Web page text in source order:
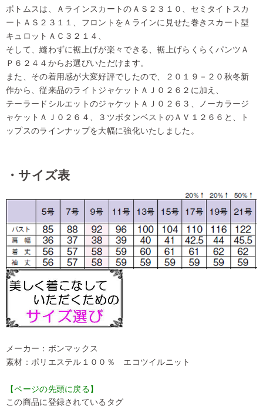
ボトムスは、ＡラインスカートのＡＳ２３１０、セミタイトスカ
ートＡＳ２３１１、フロントをＡラインに見せた巻きスカート型
キュロットＡＣ３２１４、
そして、縫わずに裾上げが楽々できる、裾上げらくらくパンツＡ
Ｐ６２４４からお選びいただけます。
また、その着用感が大変好評でしたので、２０１９－２０秋冬新
作から、従来品のライトジャケットＡＪ０２６２に加え、
テーラードシルエットのジャケットＡＪ０２６３、ノーカラージ
ャケットＡＪ０２６４、３ツボタンベストのＡＶ１２６６と、ト
ップスのラインナップを大幅に強化いたしました。
・サイズ表
メーカー：ボンマックス
素材：ポリエステル１００％ エコツイルニット
【ページの先頭に戻る】
この商品に登録されているタグ